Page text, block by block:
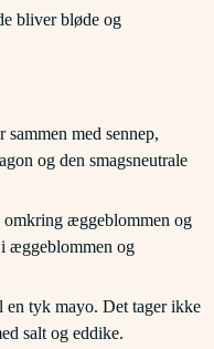
bliver bløde og
med sennep,
og den smagsneutrale
omkring æggeblommen og
æggeblommen og
en tyk mayo. Det tager ikke
salt og eddike.